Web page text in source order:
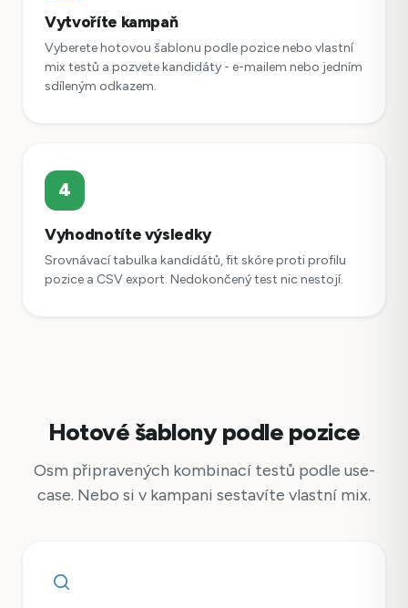
Vytvoříte kampaň
Vyberete hotovou šablonu podle pozice nebo vlastní
mix testů a pozvete kandidáty - e-mailem nebo jedním
sdíleným odkazem.
4
Vyhodnotíte výsledky
Srovnávací tabulka kandidátů, fit skóre proti profilu
pozice a CSV export. Nedokončený test nic nestojí.
Hotové šablony podle pozice
Osm připravených kombinací testů podle use-
case. Nebo si v kampani sestavíte vlastní mix.